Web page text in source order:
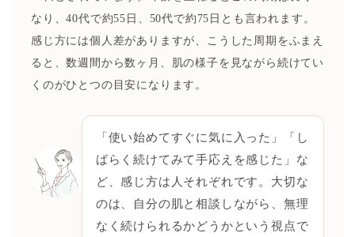
なり、40代で約55日、50代で約75日とも言われます。
感じ方には個人差がありますが、こうした周期をふまえ
ると、数週間から数ヶ月、肌の様子を見ながら続けてい
くのがひとつの目安になります。
「使い始めてすぐに気に入った」「し
ばらく続けてみて手応えを感じた」な
ど、感じ方は人それぞれです。大切な
のは、自分の肌と相談しながら、無理
なく続けられるかどうかという視点で